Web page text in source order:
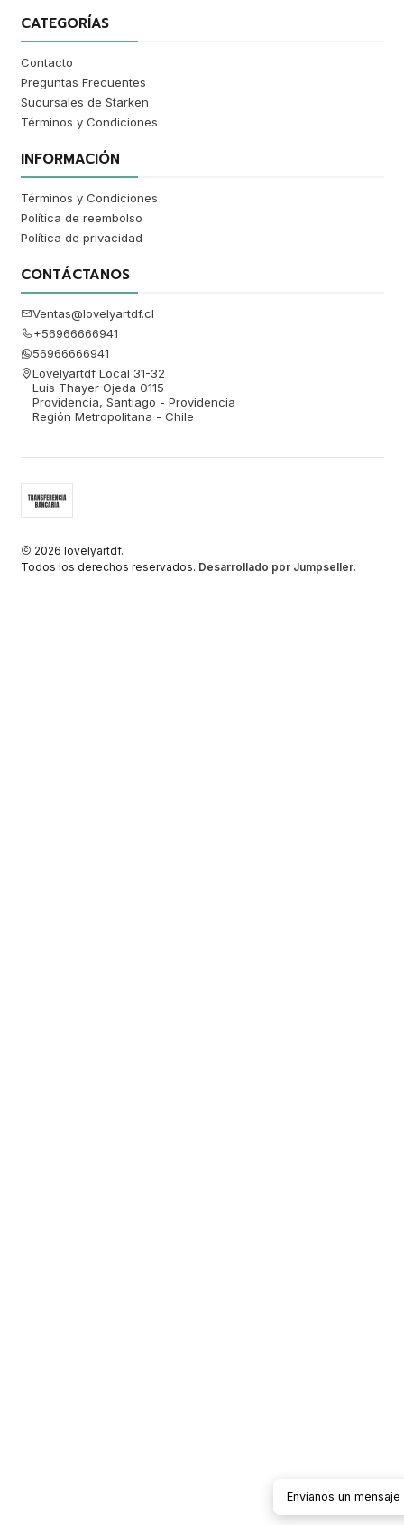
CATEGORÍAS
Contacto
Preguntas Frecuentes
Sucursales de Starken
Términos y Condiciones
INFORMACIÓN
Términos y Condiciones
Política de reembolso
Política de privacidad
CONTÁCTANOS
Ventas@lovelyartdf.cl
+56966666941
56966666941
Lovelyartdf Local 31-32
Luis Thayer Ojeda 0115
Providencia, Santiago - Providencia
Región Metropolitana - Chile
2026 lovelyartdf.
Todos los derechos reservados. Desarrollado por Jumpseller.
Envíanos un